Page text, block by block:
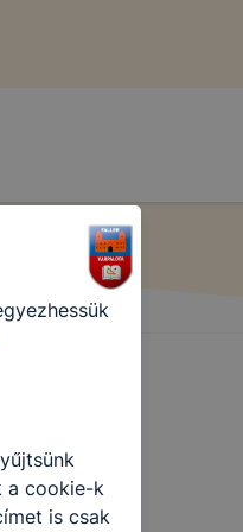
A
a
felhasználó
a cookie-k
is csak